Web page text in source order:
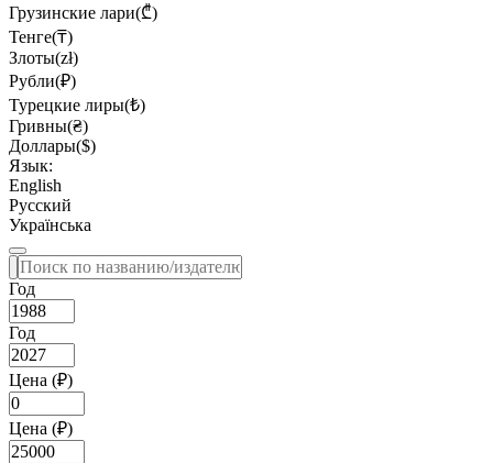
Грузинские лари(₾)
Тенге(₸)
Злоты(zł)
Рубли(₽)
Турецкие лиры(₺)
Гривны(₴)
Доллары($)
Язык:
English
Русский
Українська
Год
Год
Цена (₽)
Цена (₽)